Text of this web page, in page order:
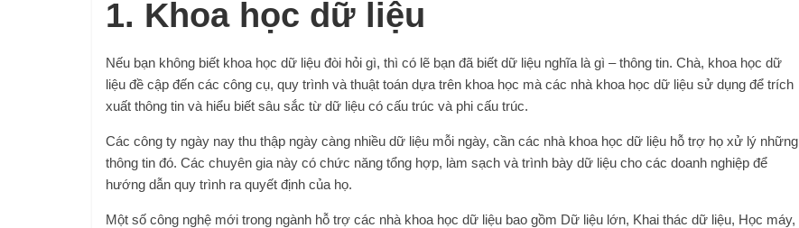
1. Khoa học dữ liệu
Nếu bạn không biết khoa học dữ liệu đòi hỏi gì, thì có lẽ bạn đã biết dữ liệu nghĩa là gì – thông tin. Chà, khoa học dữ
liệu đề cập đến các công cụ, quy trình và thuật toán dựa trên khoa học mà các nhà khoa học dữ liệu sử dụng để trích
xuất thông tin và hiểu biết sâu sắc từ dữ liệu có cấu trúc và phi cấu trúc.
Các công ty ngày nay thu thập ngày càng nhiều dữ liệu mỗi ngày, cần các nhà khoa học dữ liệu hỗ trợ họ xử lý những
thông tin đó. Các chuyên gia này có chức năng tổng hợp, làm sạch và trình bày dữ liệu cho các doanh nghiệp để
hướng dẫn quy trình ra quyết định của họ.
Một số công nghệ mới trong ngành hỗ trợ các nhà khoa học dữ liệu bao gồm Dữ liệu lớn, Khai thác dữ liệu, Học máy,